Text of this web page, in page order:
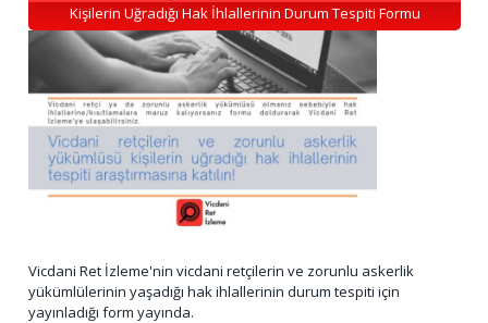
Kişilerin Uğradığı Hak İhlallerinin Durum Tespiti Formu
Vicdani Ret İzleme'nin vicdani retçilerin ve zorunlu askerlik
yükümlülerinin yaşadığı hak ihlallerinin durum tespiti için
yayınladığı form yayında.